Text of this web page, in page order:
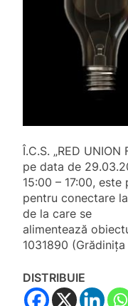
Î.C.S. „RED
pe data de
15:00 – 17:00,
pentru conectare
de la care se
alimentează
1031890
DISTRIBUIE